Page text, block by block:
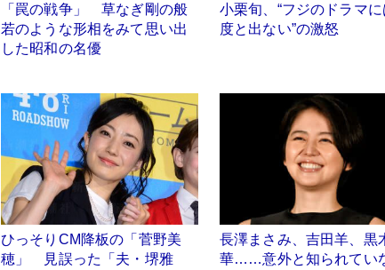
「罠の戦争」 草なぎ剛の般
若のような形相をみて思い出
した昭和の名優
小栗旬、“フジのドラマに
度と出ない”の激怒
ひっそりCM降板の「菅野美
穂」 見誤った「夫・堺雅
長澤まさみ、吉田羊、黒
華……意外と知られてい